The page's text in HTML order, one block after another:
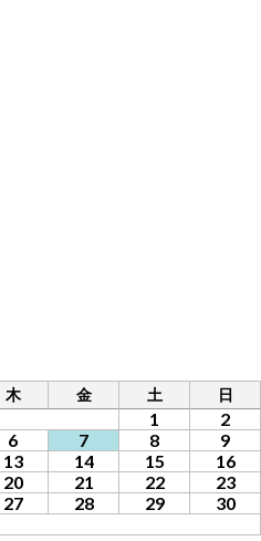
木 金 土 日
1
2
6 7 8
9
13 14 15
16
20 21 22
23
27 28 29
30